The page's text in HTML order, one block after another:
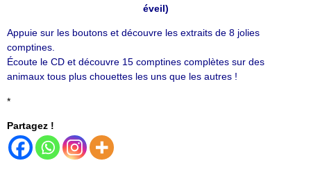
éveil)
Appuie sur les boutons et découvre les extraits de 8 jolies
comptines.
Écoute le CD et découvre 15 comptines complètes sur des
animaux tous plus chouettes les uns que les autres !
*
Partagez !